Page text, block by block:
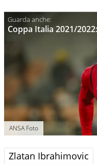
Coppa Italia 2021/
ANSA Foto
Zlatan Ibrahimovic